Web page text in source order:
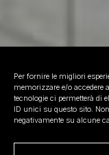
Per fornire le migliori
memorizzare e/o
tecnologie ci permetterà di
ID unici su questo sito.
negativamente su alcune